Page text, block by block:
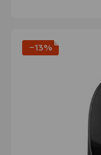
−13%